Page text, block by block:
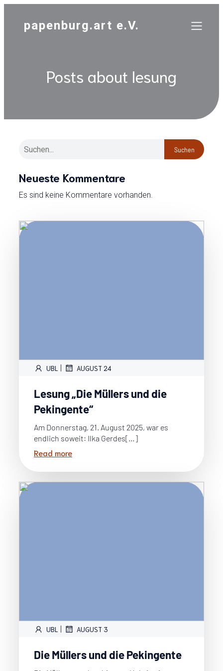
papenburg.art e.V.
Posts about lesung
Suchen
Neueste Kommentare
Es sind keine Kommentare vorhanden.
UBL | AUGUST 24
Lesung „Die Müllers und die
Pekingente“
Am Donnerstag, 21. August 2025, war es
endlich soweit: Ilka Gerdes[…]
Read more
UBL | AUGUST 3
Die Müllers und die Pekingente